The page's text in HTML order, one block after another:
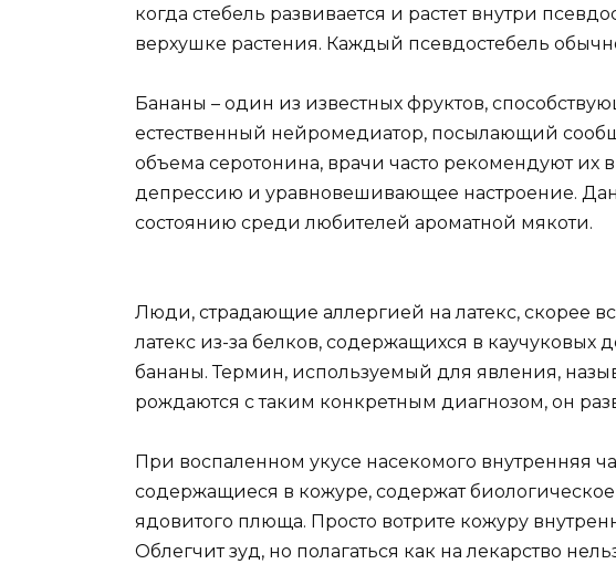
когда стебель развивается и растет внутри
верхушке растения. Каждый псевдостебель
Бананы – один из известных фруктов,
естественный нейромедиатор, посылающий
объема серотонина, врачи часто рекомендуют
депрессию и уравновешивающее настроение.
состоянию среди любителей ароматной мякоти.
Люди, страдающие аллергией на латекс, скорее
латекс из-за белков, содержащихся в каучуковых
бананы. Термин, используемый для явления,
рождаются с таким конкретным диагнозом, он
При воспаленном укусе насекомого внутренняя
содержащиеся в кожуре, содержат
ядовитого плюща. Просто вотрите кожуру
Облегчит зуд, но полагаться как на лекарство